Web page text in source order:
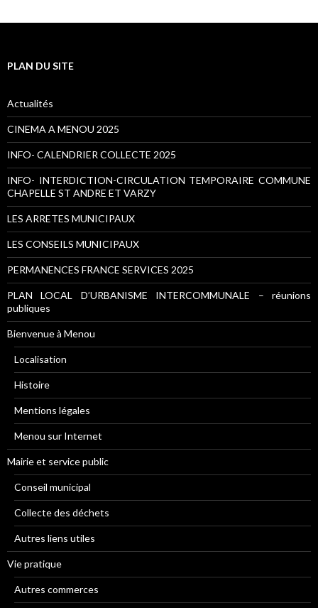
PLAN DU SITE
Actualités
CINEMA A MENOU 2025
INFO- CALENDRIER COLLECTE 2025
INFO- INTERDICTION-CIRCULATION TEMPORAIRE COMMUNE
CHAPELLE ST ANDRE ET VARZY
LES ARRETES MUNICIPAUX
LES CONSEILS MUNICIPAUX
PERMANENCES FRANCE SERVICES 2025
PLAN LOCAL D’URBANISME INTERCOMMUNALE – réunions
publiques
Bienvenue à Menou
Localisation
Histoire
Mentions légales
Menou sur Internet
Mairie et service public
Conseil municipal
Collecte des déchets
Autres liens utiles
Vie pratique
Autres commerces